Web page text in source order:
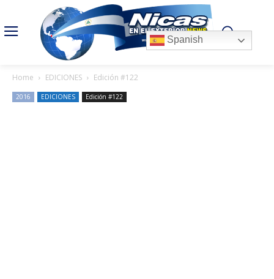
Home EDICIONES Edición #122
2016 EDICIONES Edición #122
Spanish